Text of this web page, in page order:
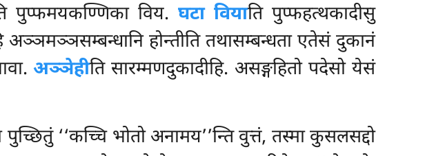
पुप्फमयकण्णिका विय.घटा वियाति पुप्फहत्थकादीसु
अञ्ञमञ्ञसम्बन्धानि होन्तीति तथासम्बन्धता एतेसं दुकानं
अञ्ञेहीति सारम्मणदुकादीहि. असङ्गहितो पदेसो येसं
‘‘कच्चि भोतो अनामय’’न्ति वुत्तं, तस्मा कुसलसद्दो